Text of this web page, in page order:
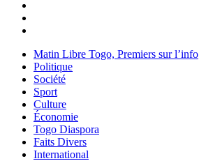
Matin Libre Togo, Premiers sur l’info
Politique
Société
Sport
Culture
Économie
Togo Diaspora
Faits Divers
International